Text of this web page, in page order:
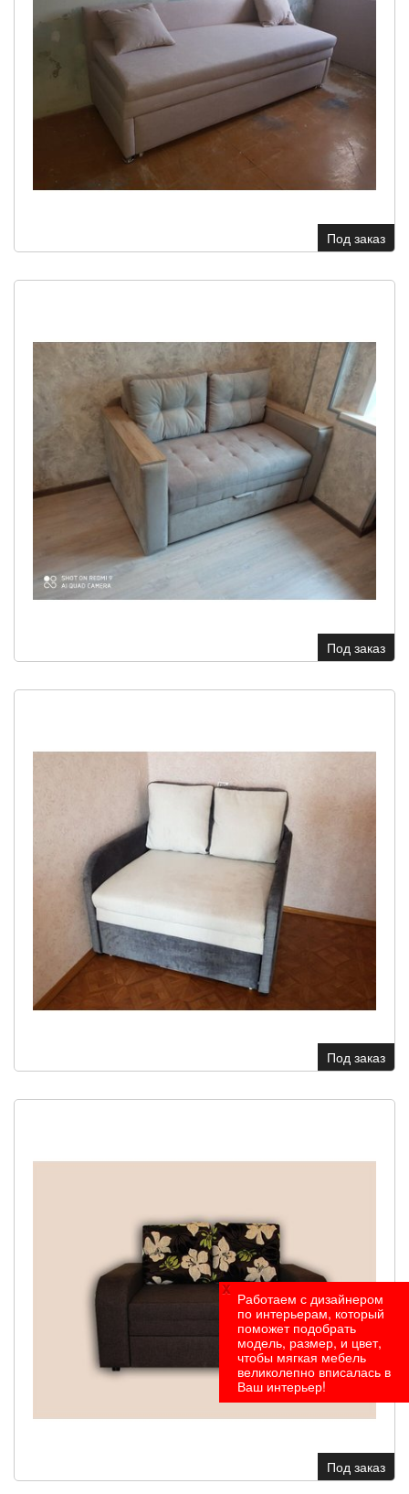
Под заказ
Под заказ
Под заказ
Под заказ
Работаем с дизайнером
по интерьерам, который
поможет подобрать
модель, размер, и цвет,
чтобы мягкая мебель
великолепно вписалась в
Ваш интерьер!
x